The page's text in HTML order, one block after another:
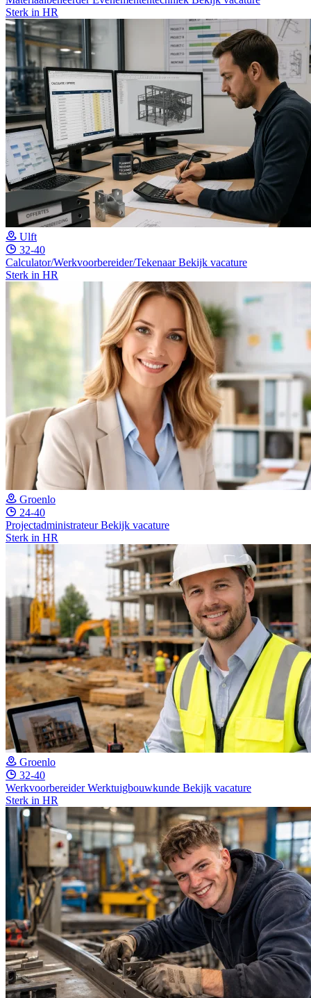
Sterk in HR
Ulft
32-40
Calculator/Werkvoorbereider/Tekenaar Bekijk vacature
Sterk in HR
Groenlo
24-40
Projectadministrateur Bekijk vacature
Sterk in HR
Groenlo
32-40
Werkvoorbereider Werktuigbouwkunde Bekijk vacature
Sterk in HR